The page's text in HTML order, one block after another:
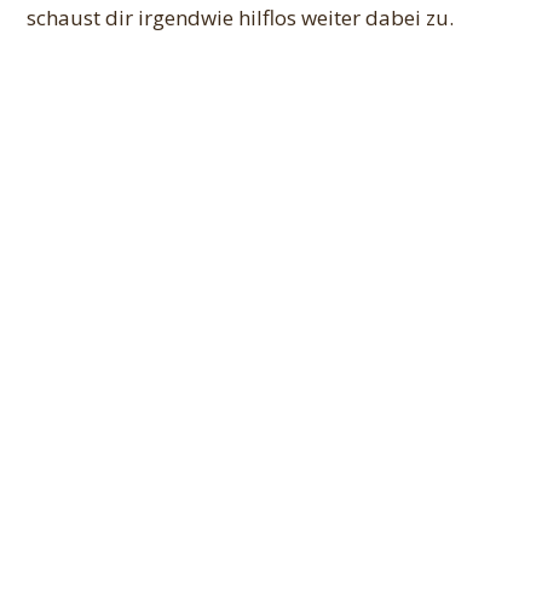
schaust dir irgendwie hilflos weiter dabei zu.